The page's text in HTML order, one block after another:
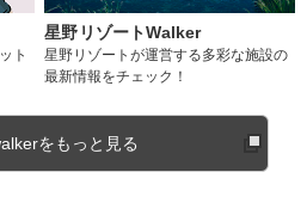
ト
星野リゾートWalker
星野リゾートが運営する多彩な施設の
最新情報をチェック！
をもっと見る